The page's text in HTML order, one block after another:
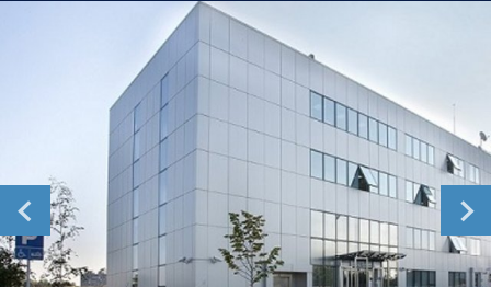
Romania
Slovenia
Spain
Sweden